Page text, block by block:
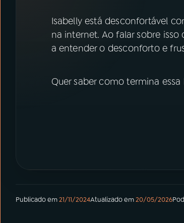
PRÊMIO RÁDIO MEC
ACOMPANHE A RÁDIO MEC
Isabelly está desconfortável
na internet. Ao falar sobre
a entender o desconforto e
Quer saber como termina
Publicado em21/11/2024Atualizado em20/05/2026